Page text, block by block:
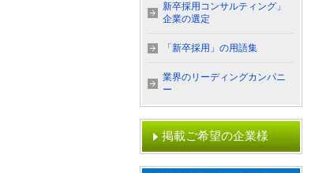
新卒採用コンサルティング」
企業の選定
「新卒採用」の用語集
業界のリーディングカンパニ
ー
掲載ご希望の企業様